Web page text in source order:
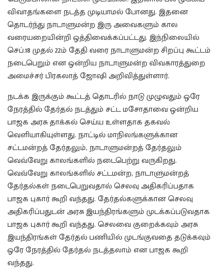
விவாதங்களை நடத்த முடியாமல் போனது. இதனை
தொடர்ந்து நாடாளுமன்ற இரு அவைகளும் கால
வரையறையின்றி ஒத்திவைக்கப்பட்டது. இந்நிலையில்
செப்.18 முதல் 22ம் தேதி வரை நாடாளுமன்ற சிறப்பு கூட்டம்
நடைபெறும் என ஒன்றிய நாடாளுமன்ற விவகாரத்துறை
அமைச்சர் பிரகலாத் ஜோஷி அறிவித்துள்ளார்.
நடக்க இருக்கும் கூட்டத் தொடரில் நாடு முழுவதும் ஒரே
நேரத்தில் தேர்தல் நடத்தும் சட்ட மசோதாவை ஒன்றிய
பாஜக அரசு தாக்கல் செய்ய உள்ளதாக தகவல்
வெளியாகியுள்ளது. நாட்டில் மாநிலங்களுக்கான
சட்டமன்றத் தேர்தலும், நாடாளுமன்றத் தேர்தலும்
வெவ்வேறு காலங்களில் நடைபெற்று வருகிறது.
வெவ்வேறு காலங்களில் சட்டமன்ற, நாடாளுமன்றத்
தேர்தல்கள் நடைபெறுவதால் செலவு அதிகரிப்பதாக
பாஜக புகார் கூறி வந்தது. தேர்தல்களுக்கான செலவு
அதிகரிப்பதுடன் அரசு இயந்திரங்களும் முடக்கப்படுவதாக
பாஜக புகார் கூறி வந்தது. செலவை குறைக்கவும் அரசு
இயந்திரங்கள் தேர்தல் பணியில் முடங்குவதை தடுக்கவும்
ஒரே நேரத்தில் தேர்தல் நடத்தலாம் என பாஜக கூறி
வந்தது.